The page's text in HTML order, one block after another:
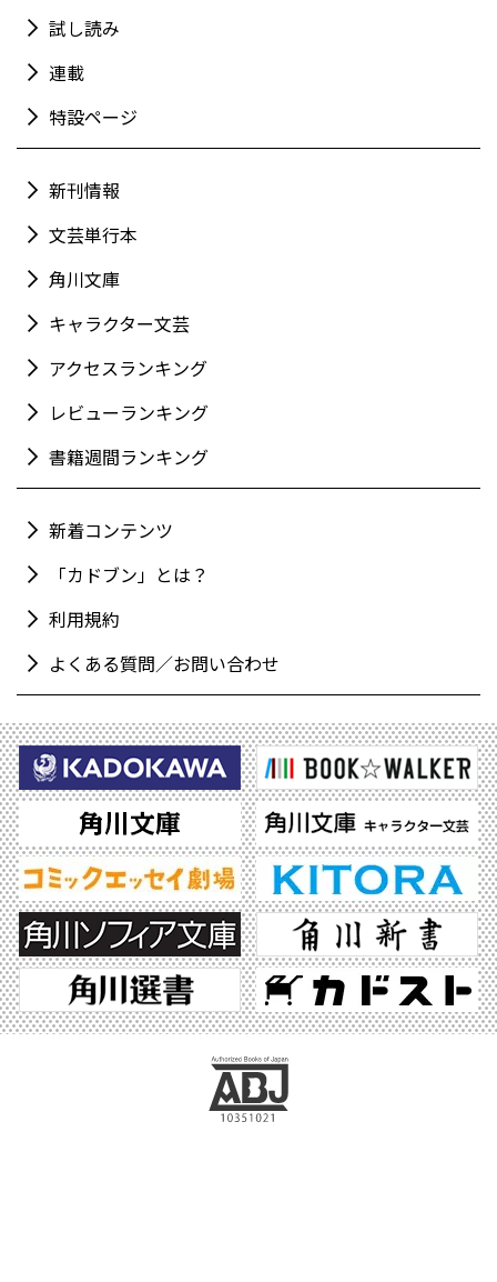
試し読み
連載
特設ページ
新刊情報
文芸単行本
角川文庫
キャラクター文芸
アクセスランキング
レビューランキング
書籍週間ランキング
新着コンテンツ
「カドブン」とは？
利用規約
よくある質問／お問い合わせ